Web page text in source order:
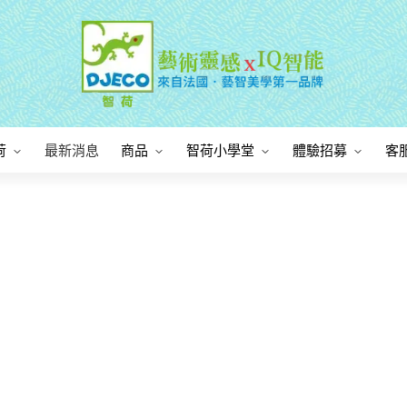
最新消息 商品 智荷小學堂 體驗招募 客